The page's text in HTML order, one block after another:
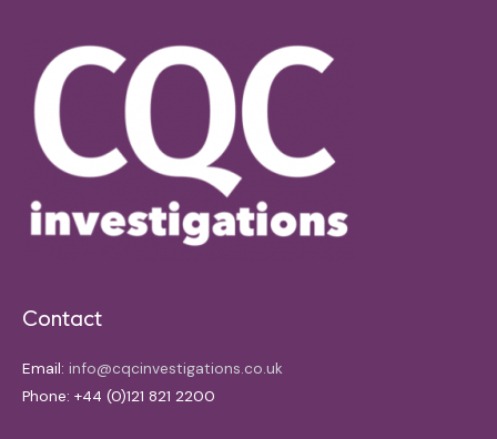
Contact
Email: info@cqcinvestigations.co.uk
Phone: +44 (0)121 821 2200